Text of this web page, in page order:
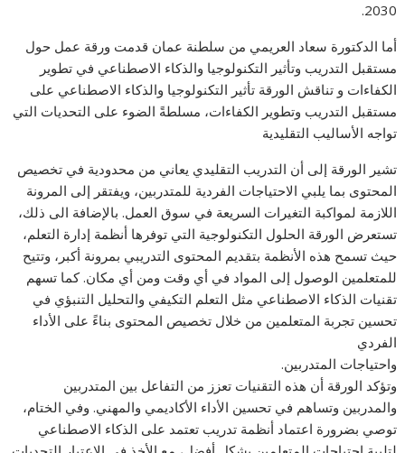
2030.
أما الدكتورة سعاد العريمي من سلطنة عمان قدمت ورقة عمل حول
مستقبل التدريب وتأثير التكنولوجيا والذكاء الاصطناعي في تطوير
الكفاءات و تناقش الورقة تأثير التكنولوجيا والذكاء الاصطناعي على
مستقبل التدريب وتطوير الكفاءات، مسلطةً الضوء على التحديات التي
تواجه الأساليب التقليدية
تشير الورقة إلى أن التدريب التقليدي يعاني من محدودية في تخصيص
المحتوى بما يلبي الاحتياجات الفردية للمتدربين، ويفتقر إلى المرونة
اللازمة لمواكبة التغيرات السريعة في سوق العمل. بالإضافة الى ذلك،
تستعرض الورقة الحلول التكنولوجية التي توفرها أنظمة إدارة التعلم،
حيث تسمح هذه الأنظمة بتقديم المحتوى التدريبي بمرونة أكبر، وتتيح
للمتعلمين الوصول إلى المواد في أي وقت ومن أي مكان. كما تسهم
تقنيات الذكاء الاصطناعي مثل التعلم التكيفي والتحليل التنبؤي في
تحسين تجربة المتعلمين من خلال تخصيص المحتوى بناءً على الأداء
الفردي
واحتياجات المتدربين.
وتؤكد الورقة أن هذه التقنيات تعزز من التفاعل بين المتدربين
والمدربين وتساهم في تحسين الأداء الأكاديمي والمهني. وفي الختام،
توصي بضرورة اعتماد أنظمة تدريب تعتمد على الذكاء الاصطناعي